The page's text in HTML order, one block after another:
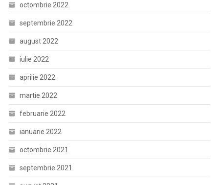
octombrie 2022
septembrie 2022
august 2022
iulie 2022
aprilie 2022
martie 2022
februarie 2022
ianuarie 2022
octombrie 2021
septembrie 2021